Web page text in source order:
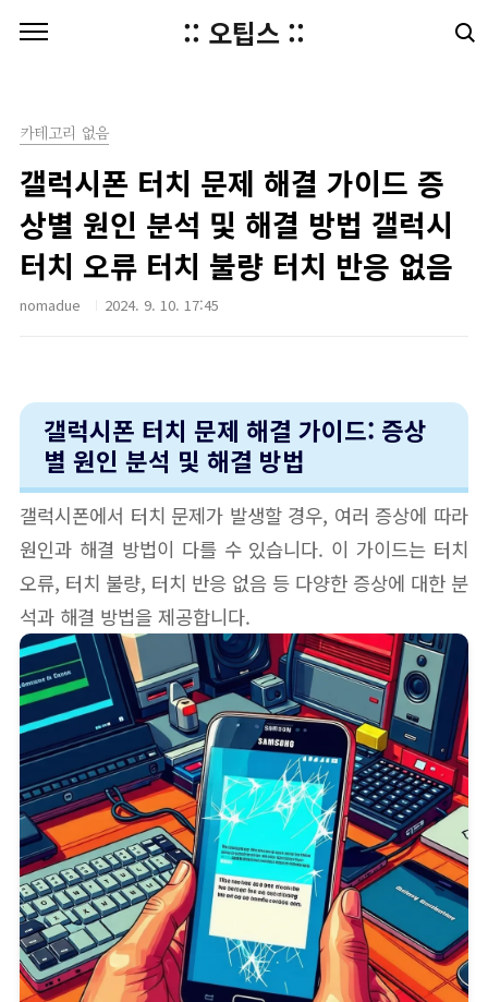
:: 오팁스 ::
카테고리 없음
갤럭시폰 터치 문제 해결 가이드 증
상별 원인 분석 및 해결 방법 갤럭시
터치 오류 터치 불량 터치 반응 없음
nomadue 2024. 9. 10. 17:45
갤럭시폰 터치 문제 해결 가이드: 증상
별 원인 분석 및 해결 방법
갤럭시폰에서 터치 문제가 발생할 경우, 여러 증상에 따라
원인과 해결 방법이 다를 수 있습니다. 이 가이드는 터치
오류, 터치 불량, 터치 반응 없음 등 다양한 증상에 대한 분
석과 해결 방법을 제공합니다.